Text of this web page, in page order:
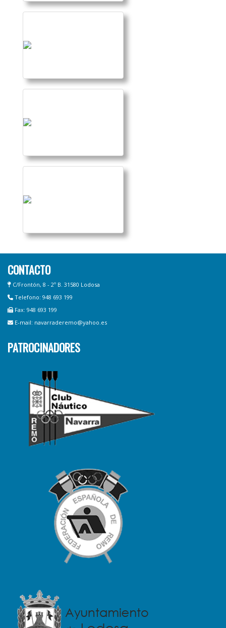
CONTACTO
C/Frontón, 8 - 2º B. 31580 Lodosa
Telefono: 948 693 199
Fax: 948 693 199
E-mail: navarraderemo@yahoo.es
PATROCINADORES